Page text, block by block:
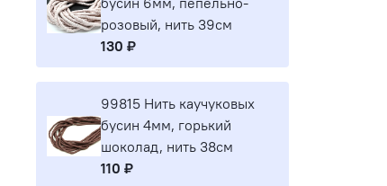
розовый, нить 39см
130 ₽
99815 Нить каучуковых
бусин 4мм, горький
шоколад, нить 38см
110 ₽